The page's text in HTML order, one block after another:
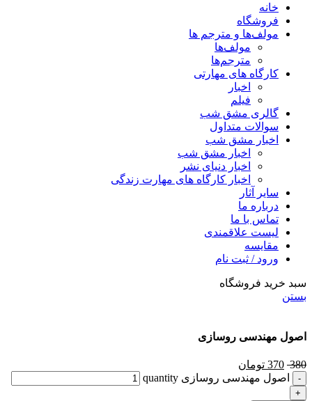
خانه
فروشگاه
مولف‌ها و مترجم ها
مولف‌ها
مترجم‌ها
کارگاه های مهارتی
اخبار
فیلم
گالری مشق شب
سوالات متداول
اخبار مشق شب
اخبار مشق شب
اخبار دنیای نشر
اخبار کارگاه های مهارت زندگی
سایر آثار
درباره ما
تماس با ما
لیست علاقمندی
مقایسه
ورود / ثبت نام
سبد خرید فروشگاه
بستن
اصول مهندسی روسازی
380
370 تومان
اصول مهندسی روسازی quantity